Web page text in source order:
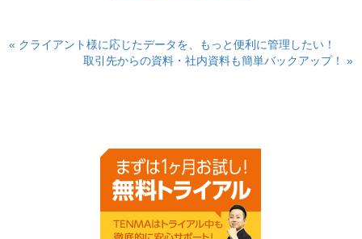
« クライアント様に応じたデータを、もっと便利に管理したい！
取引先からの資料・社内資料も簡単バックアップ！ »